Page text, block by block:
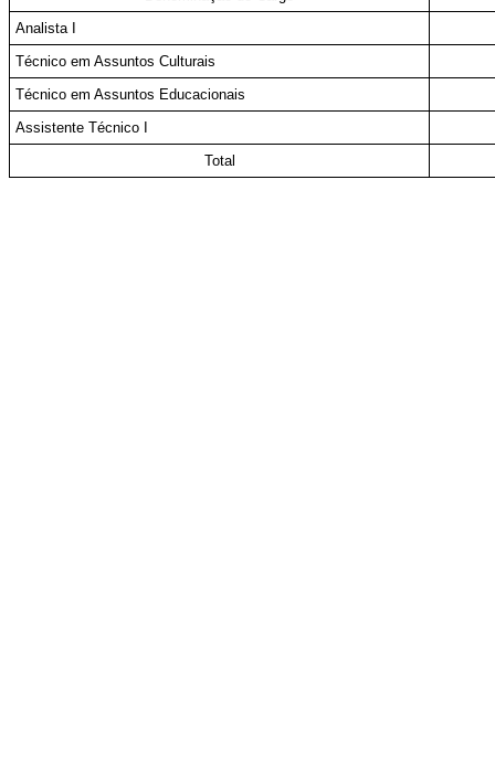
Analista I
Técnico em Assuntos Culturais
Técnico em Assuntos Educacionais
Assistente Técnico I
Total